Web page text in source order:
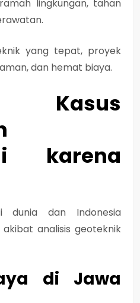
ramah lingkungan, tahan
.
yang tepat, proyek
dan hemat biaya.
Kasus
karena
dunia dan Indonesia
akibat analisis geoteknik
di Jawa